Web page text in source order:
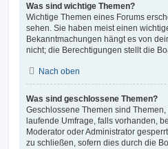
Was sind wichtige Themen?
Wichtige Themen eines Forums
sehen. Sie haben meist einen
Bekanntmachungen hängt es von
nicht; die Berechtigungen stellt die
Nach oben
Was sind geschlossene Themen?
Geschlossene Themen sind
laufende Umfrage, falls vorhanden,
Moderator oder Administrator
zu schließen, sofern dies durch die